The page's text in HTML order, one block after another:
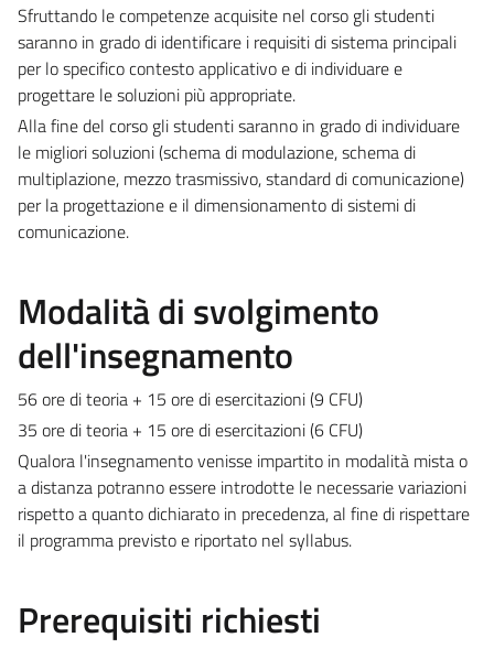
Sfruttando le competenze acquisite nel corso gli studenti
saranno in grado di identificare i requisiti di sistema principali
per lo specifico contesto applicativo e di individuare e
progettare le soluzioni più appropriate.
Alla fine del corso gli studenti saranno in grado di individuare
le migliori soluzioni (schema di modulazione, schema di
multiplazione, mezzo trasmissivo, standard di comunicazione)
per la progettazione e il dimensionamento di sistemi di
comunicazione.
Modalità di svolgimento
dell'insegnamento
56 ore di teoria + 15 ore di esercitazioni (9 CFU)
35 ore di teoria + 15 ore di esercitazioni (6 CFU)
Qualora l'insegnamento venisse impartito in modalità mista o
a distanza potranno essere introdotte le necessarie variazioni
rispetto a quanto dichiarato in precedenza, al fine di rispettare
il programma previsto e riportato nel syllabus.
Prerequisiti richiesti